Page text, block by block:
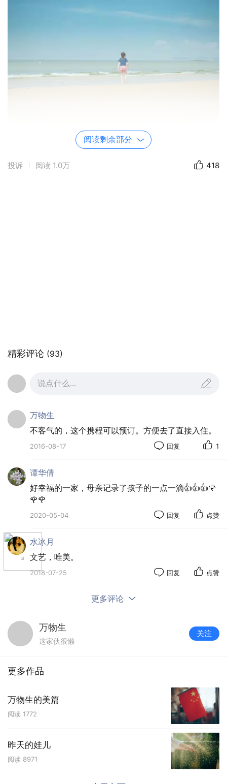
拉着行李，拎着一颗豆，炎热的夏日正午，赶在去海的
阅读剩余部分
投诉 阅读 1.0万 418
精彩评论 (93)
说点什么...
万物生
不客气的，这个携程可以预订。方便去了直接入住。
2016-08-17 回复 1
谭华倩
好幸福的一家，母亲记录了孩子的一点一滴👍👍👍🌹
🌹🌹
2020-05-04 回复 点赞
水冰月
文艺，唯美。
2018-07-25 回复 点赞
更多评论
万物生
这家伙很懒
关注
更多作品
万物生的美篇
阅读 1772
昨天的娃儿
阅读 8971